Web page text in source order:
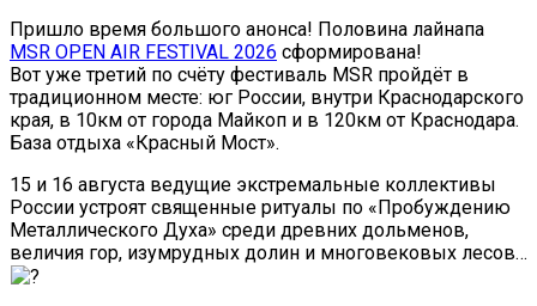
Пришло время большого анонса! Половина лайнапа
MSR OPEN AIR FESTIVAL 2026 сформирована!
Вот уже третий по счёту фестиваль MSR пройдёт в
традиционном месте: юг России, внутри Краснодарского
края, в 10км от города Майкоп и в 120км от Краснодара.
База отдыха «Красный Мост».
15 и 16 августа ведущие экстремальные коллективы
России устроят священные ритуалы по «Пробуждению
Металлического Духа» среди древних дольменов,
величия гор, изумрудных долин и многовековых лесов…